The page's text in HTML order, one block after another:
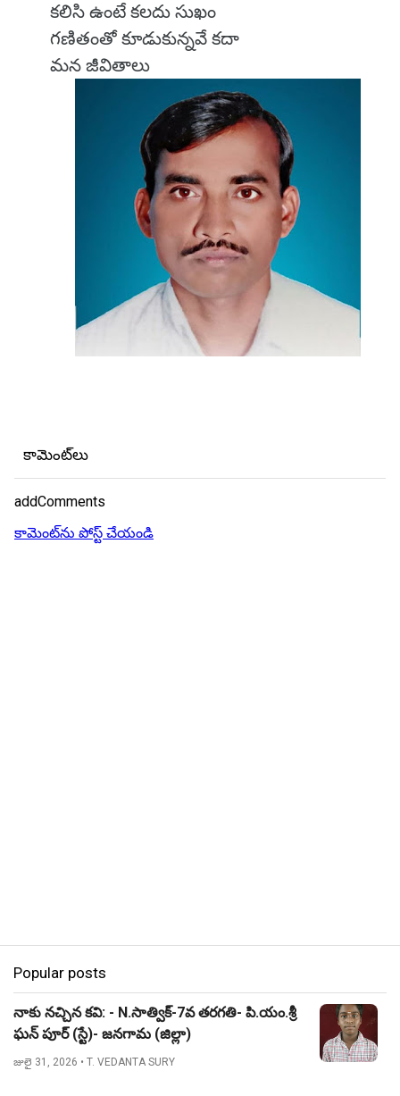
కలిసి ఉంటే కలదు సుఖం
గణితంతో కూడుకున్నవే కదా
మన జీవితాలు
కామెంట్‌లు
addComments
కామెంట్‌ను పోస్ట్ చేయండి
Popular posts
నాకు నచ్చిన కవి: - N.సాత్విక్-7వ తరగతి- పి.యం.శ్రీ
ఘన్ పూర్ (స్టే)- జనగామ (జిల్లా)
జులై 31, 2026 • T. VEDANTA SURY